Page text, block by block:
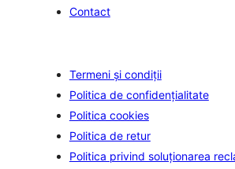
Contact
Termeni și condiții
Politica de confidenţialitate
Politica cookies
Politica de retur
Politica privind soluționarea